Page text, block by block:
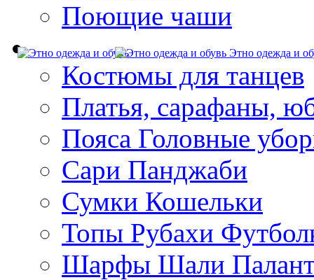
Поющие чаши
Этно одежда и
Костюмы для танцев
Платья, сарафаны,
Пояса Головные
Сари Панджаби
Сумки Кошельки
Топы Рубахи
Шарфы Шали